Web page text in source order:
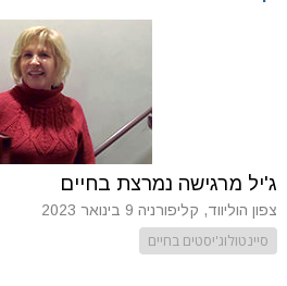
ג'יל מרגישה נמרצת בחיים
צפון הוליווד, קליפורניה 9 בינואר 2023
סיינטולוג'יסטים בחיים